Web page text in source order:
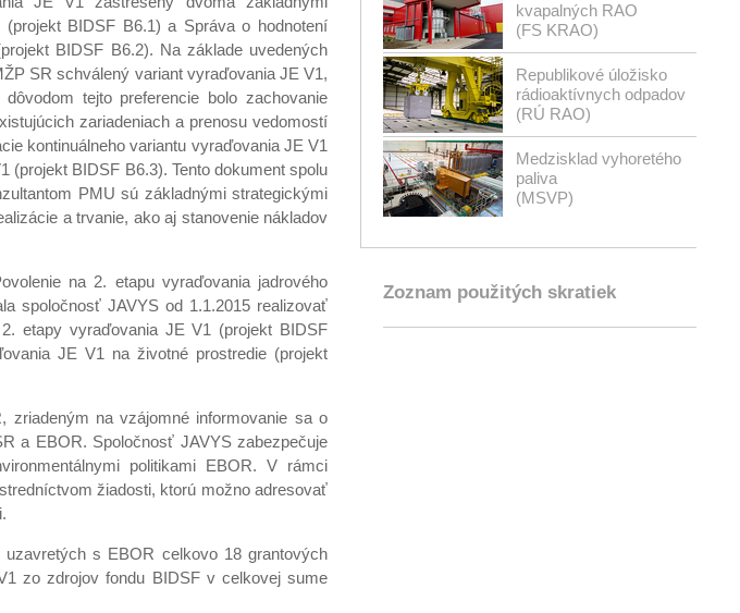
BIDSF B6.1) a Správa o hodnotení
BIDSF B6.2). Na základe uvedených
SR schválený variant vyraďovania JE V1,
tejto preferencie bolo zachovanie
zariadeniach a prenosu vedomostí
kontinuálneho variantu vyraďovania JE V1
(projekt BIDSF B6.3). Tento dokument spolu
PMU sú základnými strategickými
a trvanie, ako aj stanovenie nákladov
na 2. etapu vyraďovania jadrového
spoločnosť JAVYS od 1.1.2015 realizovať
etapy vyraďovania JE V1 (projekt BIDSF
JE V1 na životné prostredie (projekt
zriadeným na vzájomné informovanie sa o
a EBOR. Spoločnosť JAVYS zabezpečuje
politikami EBOR. V rámci
žiadosti, ktorú možno adresovať
s EBOR celkovo 18 grantových
zo zdrojov fondu BIDSF v celkovej sume
kvapalných RAO
(FS KRAO)
Republikové úložisko
rádioaktívnych odpadov
(RÚ RAO)
Medzisklad vyhoretého
paliva
(MSVP)
Zoznam použitých skratiek